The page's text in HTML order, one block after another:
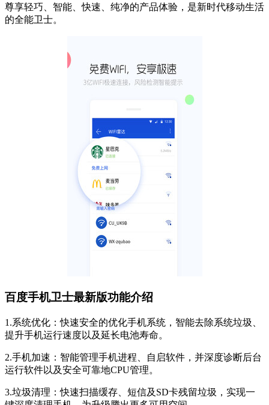
尊享轻巧、智能、快速、纯净的产品体验，是新时代移动生活
的全能卫士。
百度手机卫士最新版功能介绍
1.系统优化：快速安全的优化手机系统，智能去除系统垃圾、
提升手机运行速度以及延长电池寿命。
2.手机加速：智能管理手机进程、自启软件，并深度诊断后台
运行软件以及安全可靠地CPU管理。
3.垃圾清理：快速扫描缓存、短信及SD卡残留垃圾，实现一